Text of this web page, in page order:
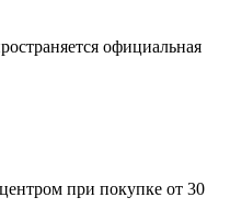
официальная
при покупке от 30